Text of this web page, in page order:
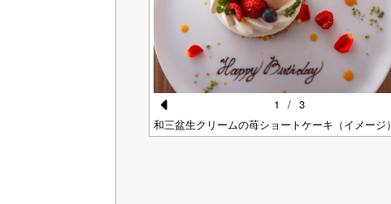
Pr
和三盆生クリームの苺ショートケーキ（イメージ）
1 / 3